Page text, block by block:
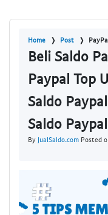
Home Post
Beli Saldo
Paypal Top
Saldo
Saldo Paypal
By JualSaldo.com Posted